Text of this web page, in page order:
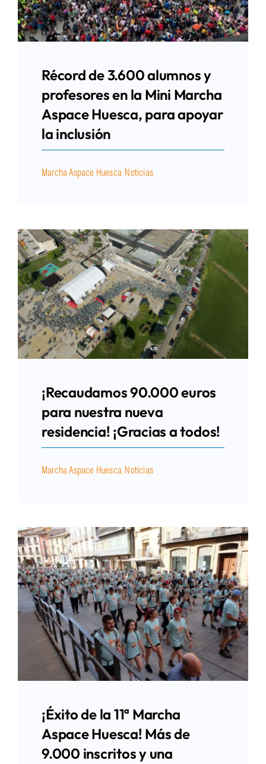
Récord de 3.600 alumnos y
profesores en la Mini Marcha
Aspace Huesca, para apoyar
la inclusión
Marcha Aspace Huesca, Noticias
¡Recaudamos 90.000 euros
para nuestra nueva
residencia! ¡Gracias a todos!
Marcha Aspace Huesca, Noticias
¡Éxito de la 11ª Marcha
Aspace Huesca! Más de
9.000 inscritos y una